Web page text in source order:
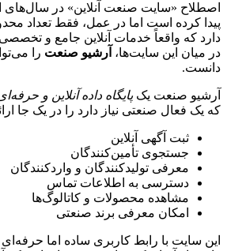
اصطلاح «سایت صنعت آنلاین» در سال‌های
پیدا کرده است اما در عمل، فقط تعداد
دارد که واقعاً خدمات آنلاین جامع و
در میان این سایت‌ها، آرشیو صنعت را
دانست.
آرشیو صنعت یکپایگاه داده آنلاین و
که یک فعال صنعتی نیاز دارد را در یک جا
ثبت آگهی آنلاین
جستجوی تأمین‌کنندگان
معرفی تولیدکنندگان و واردکنندگان
دسترسی به اطلاعات تماس
مشاهده محصولات و کاتالوگ‌ها
امکان معرفی برند صنعتی
این سایت با رابط کاربری ساده اما